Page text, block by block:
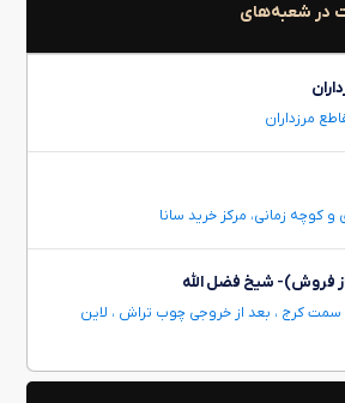
در شعبه‌های
مرزداران
و کوچه زمانی، مرکز خرید سانا
فروش)- شیخ فضل الله
کرج ، بعد از خروجی چوب تراش ، لاین